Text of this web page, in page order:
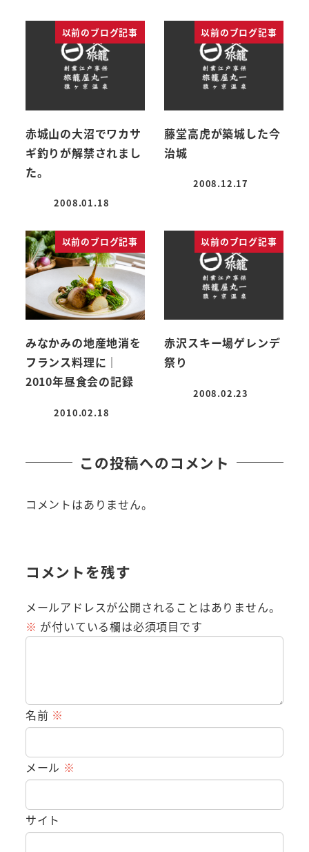
以前のブログ記事
赤城山の大沼でワカサ
ギ釣りが解禁されまし
た。
投稿日
2008.01.18
以前のブログ記事
藤堂高虎が築城した今
治城
投稿日
2008.12.17
以前のブログ記事
みなかみの地産地消を
フランス料理に｜
2010年昼食会の記録
投稿日
2010.02.18
以前のブログ記事
赤沢スキー場ゲレンデ
祭り
投稿日
2008.02.23
この投稿へのコメント
コメントはありません。
コメントを残す
メールアドレスが公開されることはありません。
※ が付いている欄は必須項目です
名前 ※
メール ※
サイト